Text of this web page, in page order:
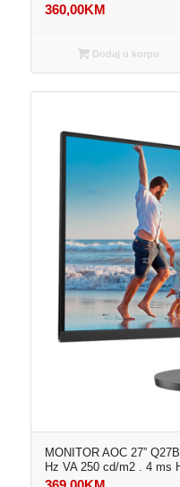
360,00KM
Dodaj u korpu
MONITOR AOC 27”
Hz VA 250 cd/m2 . 4 ms